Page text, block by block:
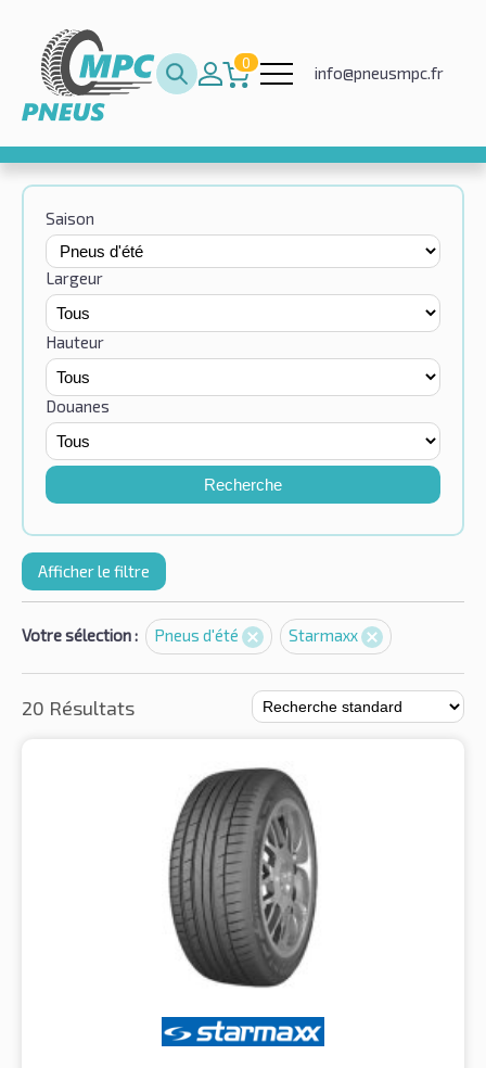
0
info@pneusmpc.fr
Saison
Largeur
Hauteur
Douanes
Recherche
Afficher le filtre
Votre sélection : Pneus d'été Starmaxx
20 Résultats